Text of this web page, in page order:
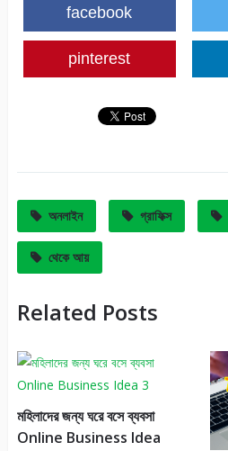
facebook
pinterest
অনলাইন গ্রাফিক্স
থেকে আয়
Related Posts
মহিলাদের জন্য ঘরে বসে ব্যবসা
Online Business Idea